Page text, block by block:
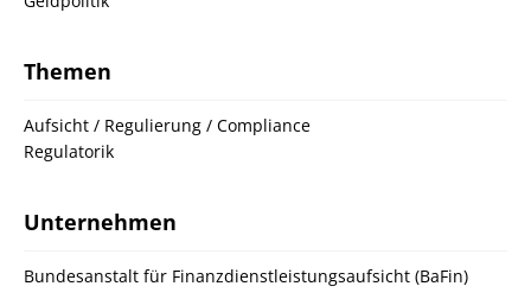
Themen
Aufsicht / Regulierung / Compliance
Regulatorik
Unternehmen
Bundesanstalt für Finanzdienstleistungsaufsicht (BaFin)